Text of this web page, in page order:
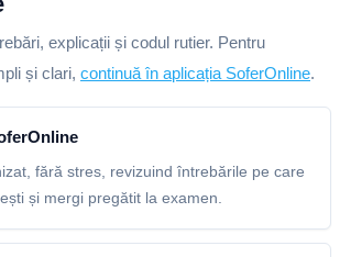
explicații și codul rutier. Pentru
și clari, continuă în aplicația SoferOnline.
fără stres, revizuind întrebările pe care
și mergi pregătit la examen.